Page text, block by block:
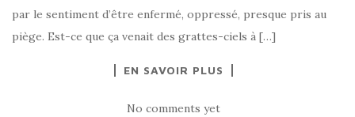
par le sentiment d’être enfermé, oppressé, presque pris au
piège. Est-ce que ça venait des grattes-ciels à […]
EN SAVOIR PLUS
No comments yet